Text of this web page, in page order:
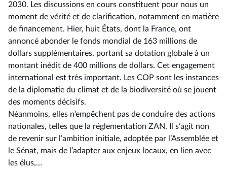
2030. Les discussions en cours constituent pour nous un
moment de vérité et de clarification, notamment en matière
de financement. Hier, huit États, dont la France, ont
annoncé abonder le fonds mondial de 163 millions de
dollars supplémentaires, portant sa dotation globale à un
montant inédit de 400 millions de dollars. Cet engagement
international est très important. Les COP sont les instances
de la diplomatie du climat et de la biodiversité où se jouent
des moments décisifs.
Néanmoins, elles n’empêchent pas de conduire des actions
nationales, telles que la réglementation ZAN. Il s’agit non
de revenir sur l’ambition initiale, adoptée par l’Assemblée et
le Sénat, mais de l’adapter aux enjeux locaux, en lien avec
les élus,…